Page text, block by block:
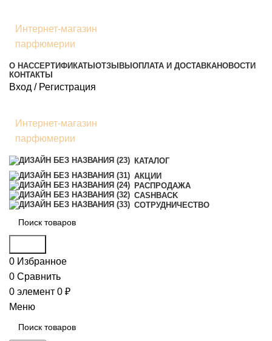
Интернет-магазин
парфюмерии
О НАССЕРТИФИКАТЫ ОТЗЫВЫ ОПЛАТА И ДОСТАВКАНОВОСТИ
КОНТАКТЫ
Вход / Регистрация
Интернет-магазин
парфюмерии
КАТАЛОГ
АКЦИИ
РАСПРОДАЖА
CASHBACK
СОТРУДНИЧЕСТВО
0 Избранное
0 Сравнить
0 элемент 0 ₽
Меню